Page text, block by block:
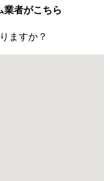
業者がこちら
ますか？